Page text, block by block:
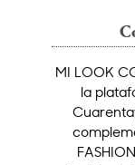
MI LOOK
la